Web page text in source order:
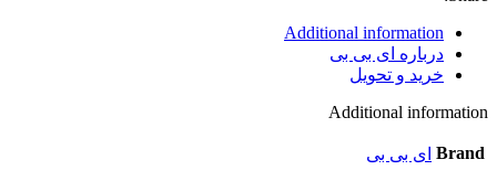
Additional information
درباره ای بی بی
خرید و تحویل
Additional information
Brand ای بی بی